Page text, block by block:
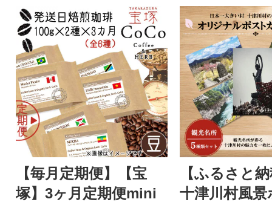
【毎月定期便】【宝
塚】3ヶ月定期便mini
【ふるさと
十津川村風